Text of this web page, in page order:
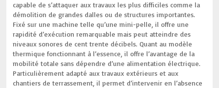
capable de s’attaquer aux travaux les plus difficiles comme la
démolition de grandes dalles ou de structures importantes.
Fixé sur une machine telle qu’une mini-pelle, il offre une
rapidité d’exécution remarquable mais peut atteindre des
niveaux sonores de cent trente décibels. Quant au modèle
thermique fonctionnant à l’essence, il offre l’avantage de la
mobilité totale sans dépendre d’une alimentation électrique.
Particulièrement adapté aux travaux extérieurs et aux
chantiers de terrassement, il permet d’intervenir en l’absence